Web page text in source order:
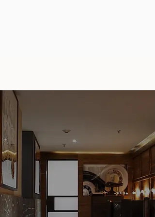
El espíritu cosmopolita y
urbano de la Ciudad de
México.